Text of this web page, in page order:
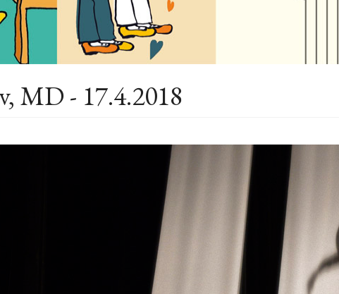
MD - 17.4.2018